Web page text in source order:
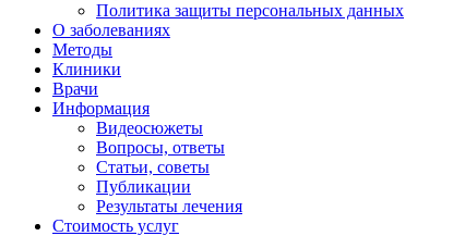
Политика защиты персональных данных
О заболеваниях
Методы
Клиники
Врачи
Информация
Видеосюжеты
Вопросы, ответы
Статьи, советы
Публикации
Результаты лечения
Стоимость услуг